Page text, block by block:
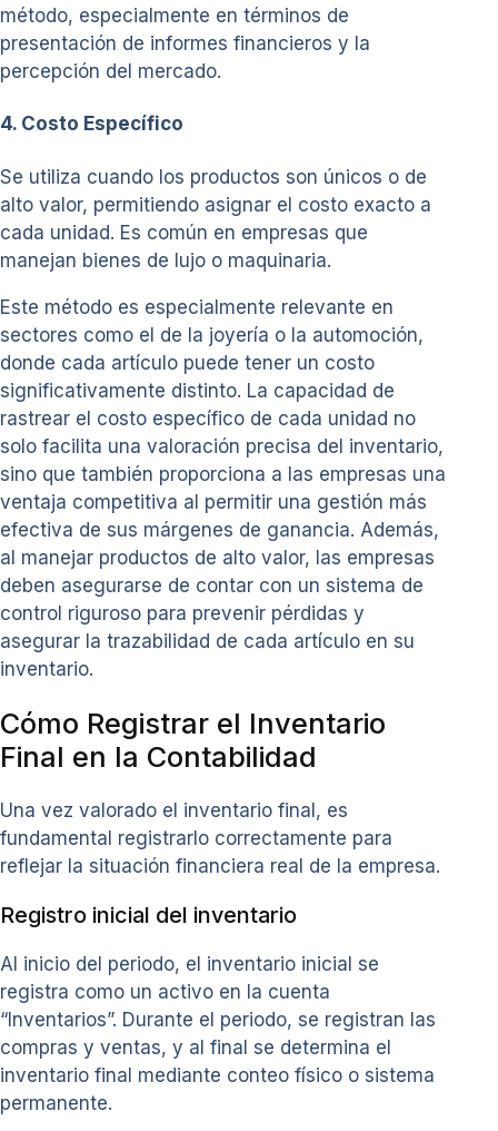
método, especialmente en términos de
presentación de informes financieros y la
percepción del mercado.
4. Costo Específico
Se utiliza cuando los productos son únicos o de
alto valor, permitiendo asignar el costo exacto a
cada unidad. Es común en empresas que
manejan bienes de lujo o maquinaria.
Este método es especialmente relevante en
sectores como el de la joyería o la automoción,
donde cada artículo puede tener un costo
significativamente distinto. La capacidad de
rastrear el costo específico de cada unidad no
solo facilita una valoración precisa del inventario,
sino que también proporciona a las empresas una
ventaja competitiva al permitir una gestión más
efectiva de sus márgenes de ganancia. Además,
al manejar productos de alto valor, las empresas
deben asegurarse de contar con un sistema de
control riguroso para prevenir pérdidas y
asegurar la trazabilidad de cada artículo en su
inventario.
Cómo Registrar el Inventario
Final en la Contabilidad
Una vez valorado el inventario final, es
fundamental registrarlo correctamente para
reflejar la situación financiera real de la empresa.
Registro inicial del inventario
Al inicio del periodo, el inventario inicial se
registra como un activo en la cuenta
“Inventarios”. Durante el periodo, se registran las
compras y ventas, y al final se determina el
inventario final mediante conteo físico o sistema
permanente.